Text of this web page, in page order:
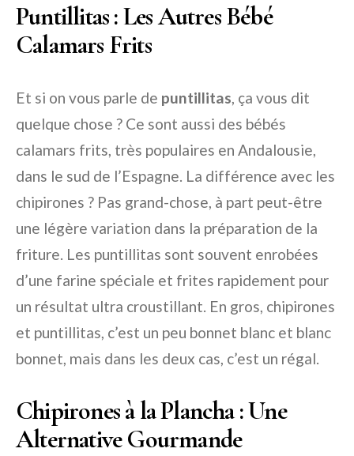
Puntillitas : Les Autres Bébé
Calamars Frits
Et si on vous parle de puntillitas, ça vous dit
quelque chose ? Ce sont aussi des bébés
calamars frits, très populaires en Andalousie,
dans le sud de l’Espagne. La différence avec les
chipirones ? Pas grand-chose, à part peut-être
une légère variation dans la préparation de la
friture. Les puntillitas sont souvent enrobées
d’une farine spéciale et frites rapidement pour
un résultat ultra croustillant. En gros, chipirones
et puntillitas, c’est un peu bonnet blanc et blanc
bonnet, mais dans les deux cas, c’est un régal.
Chipirones à la Plancha : Une
Alternative Gourmande